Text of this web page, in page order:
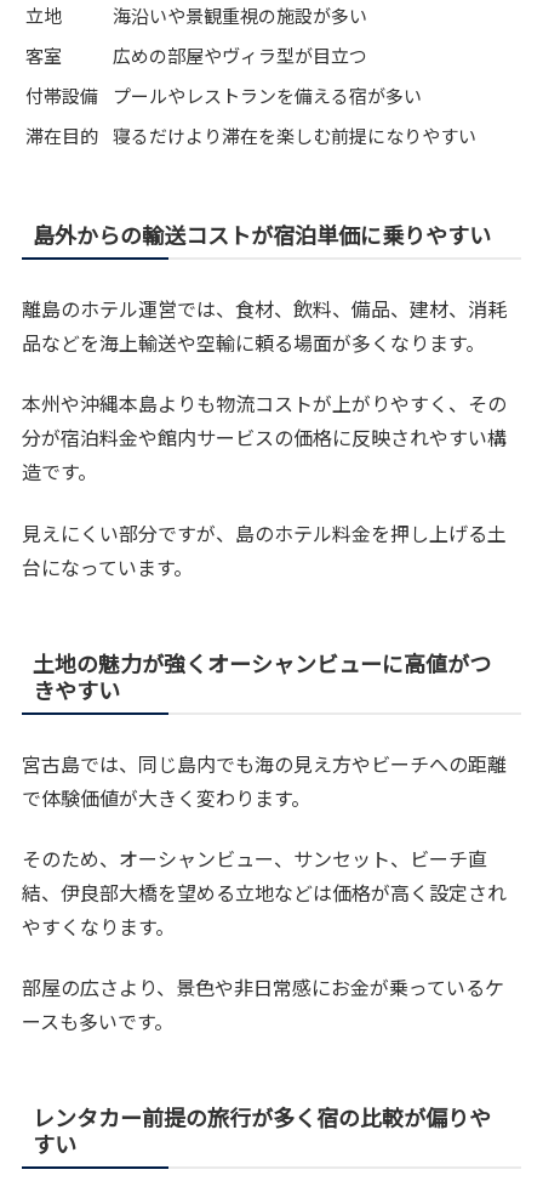
立地
海沿いや景観重視の施設が多い
客室
広めの部屋やヴィラ型が目立つ
付帯設備
プールやレストランを備える宿が多い
滞在目的 寝るだけより滞在を楽しむ前提になりやすい
島外からの輸送コストが宿泊単価に乗りやすい
離島のホテル運営では、食材、飲料、備品、建材、消耗
品などを海上輸送や空輸に頼る場面が多くなります。
本州や沖縄本島よりも物流コストが上がりやすく、その
分が宿泊料金や館内サービスの価格に反映されやすい構
造です。
見えにくい部分ですが、島のホテル料金を押し上げる土
台になっています。
土地の魅力が強くオーシャンビューに高値がつ
きやすい
宮古島では、同じ島内でも海の見え方やビーチへの距離
で体験価値が大きく変わります。
そのため、オーシャンビュー、サンセット、ビーチ直
結、伊良部大橋を望める立地などは価格が高く設定され
やすくなります。
部屋の広さより、景色や非日常感にお金が乗っているケ
ースも多いです。
レンタカー前提の旅行が多く宿の比較が偏りや
すい